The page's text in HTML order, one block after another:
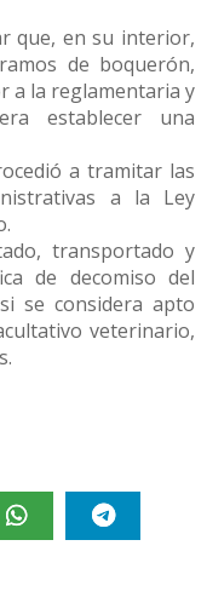
que, en su interior,
de boquerón,
a la reglamentaria y
establecer una
a tramitar las
a la Ley
transportado y
de decomiso del
se considera apto
veterinario,